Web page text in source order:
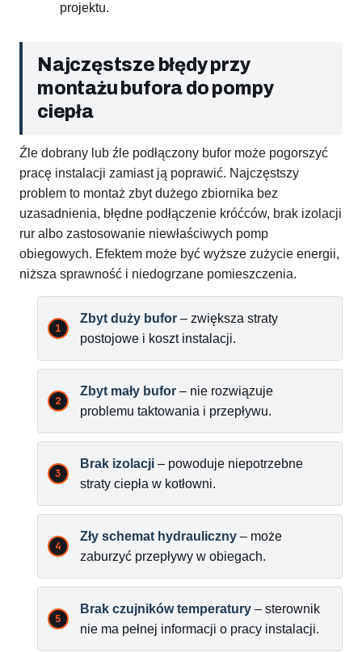
projektu.
Najczęstsze błędy przy
montażu bufora do pompy
ciepła
Źle dobrany lub źle podłączony bufor może pogorszyć
pracę instalacji zamiast ją poprawić. Najczęstszy
problem to montaż zbyt dużego zbiornika bez
uzasadnienia, błędne podłączenie króćców, brak izolacji
rur albo zastosowanie niewłaściwych pomp
obiegowych. Efektem może być wyższe zużycie energii,
niższa sprawność i niedogrzane pomieszczenia.
Zbyt duży bufor – zwiększa straty
postojowe i koszt instalacji.
Zbyt mały bufor – nie rozwiązuje
problemu taktowania i przepływu.
Brak izolacji – powoduje niepotrzebne
straty ciepła w kotłowni.
Zły schemat hydrauliczny – może
zaburzyć przepływy w obiegach.
Brak czujników temperatury – sterownik
nie ma pełnej informacji o pracy instalacji.